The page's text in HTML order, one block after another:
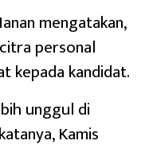
mengatakan,
personal
kepada kandidat.
unggul di
Kamis